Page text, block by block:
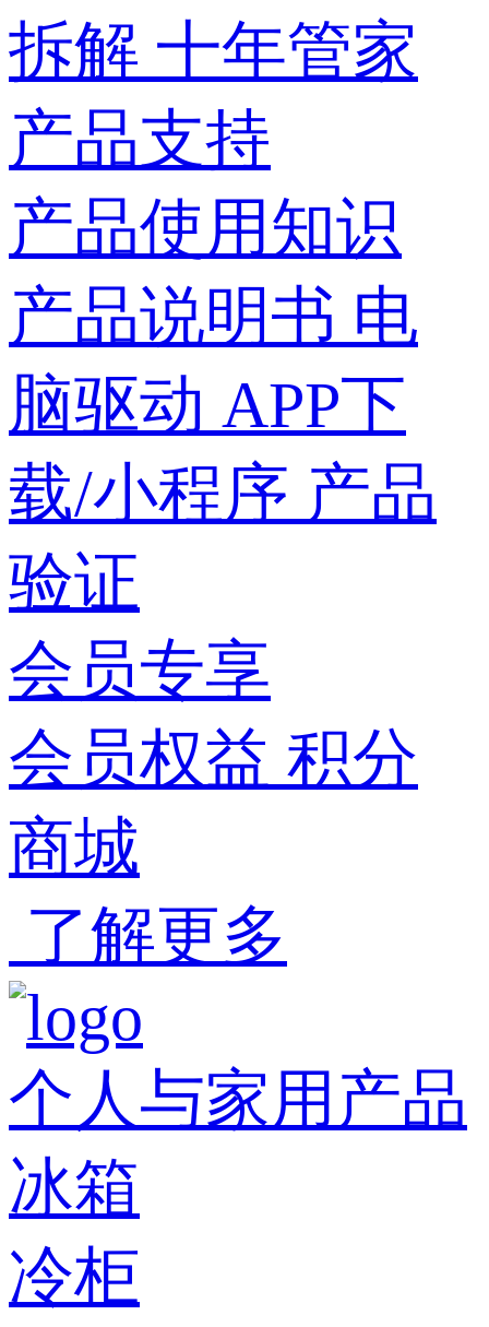
拆解 十年管家
产品支持
产品使用知识
产品说明书 电
脑驱动 APP下
载/小程序 产品
验证
会员专享
会员权益 积分
商城
了解更多
个人与家用产品
冰箱
冷柜